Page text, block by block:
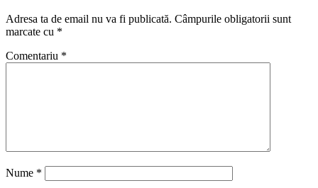
Adresa ta de email nu va fi publicată. Câmpurile obligatorii sunt
marcate cu *
Comentariu *
Nume *